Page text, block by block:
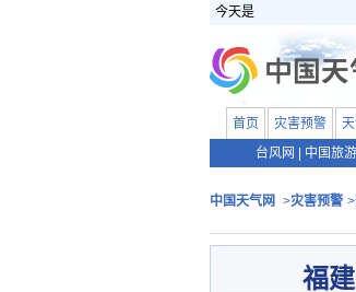
今天是
首页 灾害预警
台风网
中国旅
中国天气网 >灾害预警
福